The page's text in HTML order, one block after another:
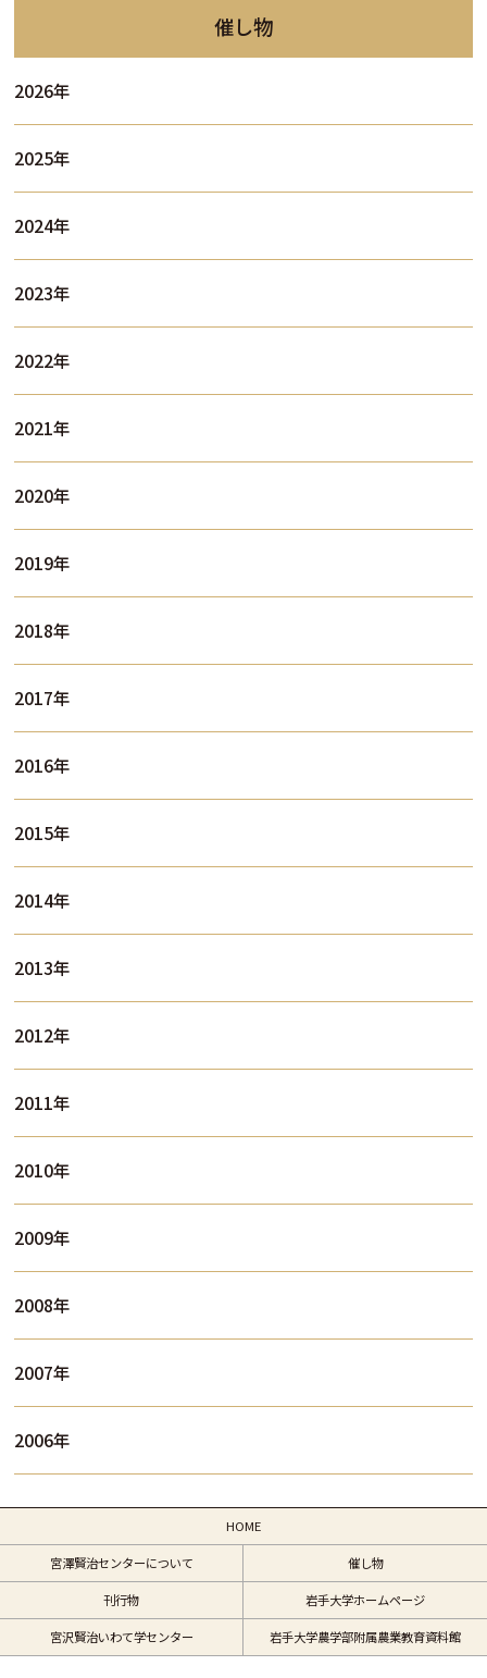
催し物
2026年
2025年
2024年
2023年
2022年
2021年
2020年
2019年
2018年
2017年
2016年
2015年
2014年
2013年
2012年
2011年
2010年
2009年
2008年
2007年
2006年
HOME
宮澤賢治センターについて 催し物
刊行物 岩手大学ホームページ
宮沢賢治いわて学センター 岩手大学農学部附属農業教育資料館